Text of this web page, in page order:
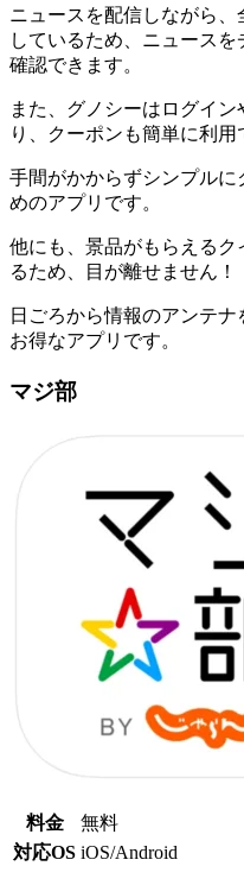
ニュースを配信しながら
しているため、ニュース
確認できます。
また、グノシーはログイ
り、クーポンも簡単に利用
手間がかからずシンプル
めのアプリです。
他にも、景品がもらえる
るため、目が離せません！
日ごろから情報のアンテ
お得なアプリです。
マジ部
料金
無料
対応OS iOS/Android